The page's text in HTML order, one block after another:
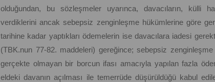
olduğundan, bu sözleşmeler uyarınca, davacıların, külli
verdiklerini ancak sebepsiz zenginleşme hükümlerine göre
tarihine kadar yaptıkları ödemelerin ise davacılara iadesi
(TBK.nun 77-82. maddeleri) gereğince; sebepsiz
gerçekte olmayan bir borcun ifası amacıyla yapılan fazla
eldeki davanın açılması ile temerrüde düşürüldüğü kabul